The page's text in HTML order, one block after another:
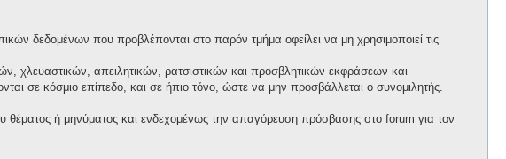
δεδομένων που προβλέπονται στο παρόν τμήμα οφείλει να μη χρησιμοποιεί τις
χλευαστικών, απειλητικών, ρατσιστικών και προσβλητικών εκφράσεων και
σε κόσμιο επίπεδο, και σε ήπιο τόνο, ώστε να μην προσβάλλεται ο συνομιλητής.
ή μηνύματος και ενδεχομένως την απαγόρευση πρόσβασης στο forum για τον